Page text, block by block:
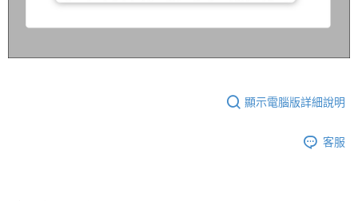
顯示電腦版詳細說明
客服